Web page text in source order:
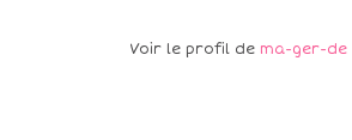
Voir le profil de ma-ger-de